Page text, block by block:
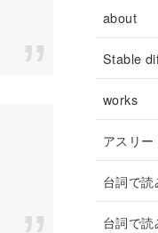
about
Stable
works
アスリ
台詞で
台詞で